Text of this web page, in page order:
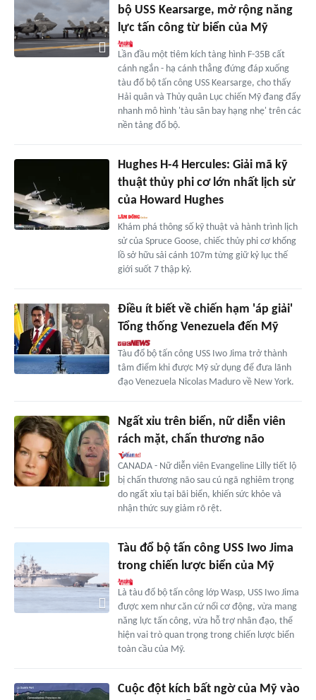
bộ USS Kearsarge, mở rộng năng
lực tấn công từ biển của Mỹ
Lần đầu một tiêm kích tàng hình F-35B cất
cánh ngắn - hạ cánh thẳng đứng đáp xuống
tàu đổ bộ tấn công USS Kearsarge, cho thấy
Hải quân và Thủy quân Lục chiến Mỹ đang đẩy
nhanh mô hình 'tàu sân bay hạng nhẹ' trên các
nền tảng đổ bộ.
Hughes H-4 Hercules: Giải mã kỹ
thuật thủy phi cơ lớn nhất lịch sử
của Howard Hughes
Khám phá thông số kỹ thuật và hành trình lịch
sử của Spruce Goose, chiếc thủy phi cơ khổng
lồ sở hữu sải cánh 107m từng giữ kỷ lục thế
giới suốt 7 thập kỷ.
Điều ít biết về chiến hạm 'áp giải'
Tổng thống Venezuela đến Mỹ
Tàu đổ bộ tấn công USS Iwo Jima trở thành
tâm điểm khi được Mỹ sử dụng để đưa lãnh
đạo Venezuela Nicolas Maduro về New York.
Ngất xỉu trên biển, nữ diễn viên
rách mặt, chấn thương não
CANADA - Nữ diễn viên Evangeline Lilly tiết lộ
bị chấn thương não sau cú ngã nghiêm trọng
do ngất xỉu tại bãi biển, khiến sức khỏe và
nhận thức suy giảm rõ rệt.
Tàu đổ bộ tấn công USS Iwo Jima
trong chiến lược biển của Mỹ
Là tàu đổ bộ tấn công lớp Wasp, USS Iwo Jima
được xem như căn cứ nổi cơ động, vừa mang
năng lực tấn công, vừa hỗ trợ nhân đạo, thể
hiện vai trò quan trọng trong chiến lược biển
toàn cầu của Mỹ.
Cuộc đột kích bất ngờ của Mỹ vào